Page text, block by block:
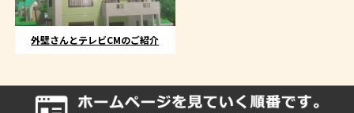
外壁さんとテレビCMのご紹介